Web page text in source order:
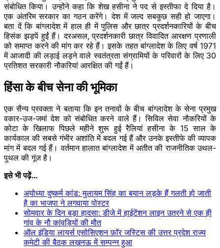
संबोधित किया। उन्होंने कहा कि शेख हसीना ने पद से इस्तीफा दे दिया है।
एक अंतरिम सरकार का गठन करेंगे। देश में जल्द सबकुछ सही हो जाएगा।
बता दें कि बांग्लादेश में हाल ही में पुलिस और छात्र प्रदर्शनकारियों के बीच
हिसंक झड़पें हुईं हैं। दरअसल, प्रदर्शनकारी छात्र विवादित आरक्षण प्रणाली
को समाप्त करने की मांग कर रहे हैं। इसके तहत बांग्लादेश के लिए वर्ष 1971
में आजादी की लड़ाई लड़ने वाले स्वतंत्रता संग्रामियों के परिवारों के लिए 30
प्रतिशत सरकारी नौकरियां आरक्षित की गईं हैं।
हिंसा के बीच सेना की भूमिका
एक सैन्य प्रवक्ता ने बताया कि इन तनावों के बीच बांग्लादेश के सेना प्रमुख
वकार-उज-जमां देश को संबोधित करने वाले हैं। सिविल सेवा नौकरियों के
कोटा के खिलाफ पिछले महीने शुरू हुई रैलियां हसीना के 15 साल के
कार्यकाल की सबसे गंभीर अशांति में बदल गई हैं और उनके इस्तीफे की व्यापक
मांग में बदल गई हैं। वर्तमान हालात बांग्लादेश में अतीत की राजनीतिक उथल-
पुथल की गूंज है।
इसे भी पढ़ें…
अयोध्या दुष्कर्म कांड: मुलायम​ सिंह का बयान लड़के हैं गलती हो जाती
है का भाजपा ने लगवाया पोस्टर
सोमवार के दिन बड़ा हादसा: डीजे में हाईटेंशन लाइन उतरने से एक ही
गांव के नौ कांवड़ियों की मौत
ऑल इंडिया लायर्स एसोसिएशन फ़ॉर जस्टिस की उत्तर प्रदेश राज्य
कमेटी की बैठक लखनऊ में सम्पन्न हुआ